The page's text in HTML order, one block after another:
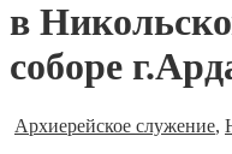
в
соборе
Архиерейское служение,